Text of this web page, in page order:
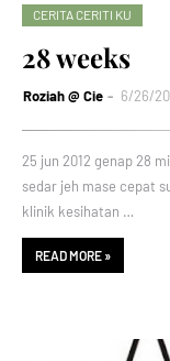
CERITA CERITI KU
28 weeks
Roziah @ Cie 6/26/
25 jun 2012 genap 28
sedar jeh mase cepat
klinik kesihatan …
READ MORE »